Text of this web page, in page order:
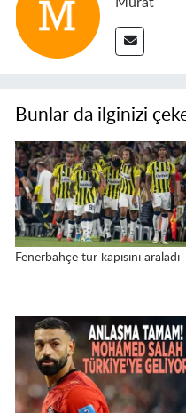
Murat
Bunlar da ilginizi
Fenerbahçe tur kapısını araladı